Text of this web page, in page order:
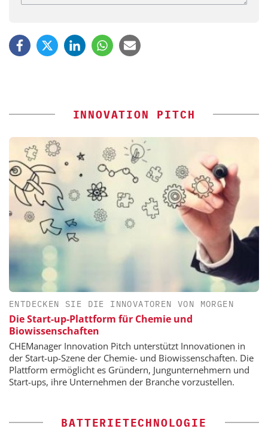
INNOVATION PITCH
ENTDECKEN SIE DIE INNOVATOREN VON MORGEN
Die Start-up-Plattform für Chemie und
Biowissenschaften
CHEManager Innovation Pitch unterstützt Innovationen in
der Start-up-Szene der Chemie- und Biowissenschaften. Die
Plattform ermöglicht es Gründern, Jungunternehmern und
Start-ups, ihre Unternehmen der Branche vorzustellen.
BATTERIETECHNOLOGIE